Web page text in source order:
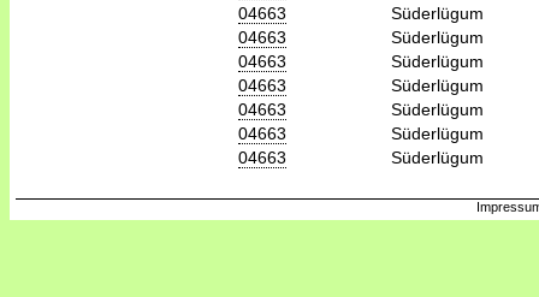
04663
Süderlügum
04663
Süderlügum
04663
Süderlügum
04663
Süderlügum
04663
Süderlügum
04663
Süderlügum
04663
Süderlügum